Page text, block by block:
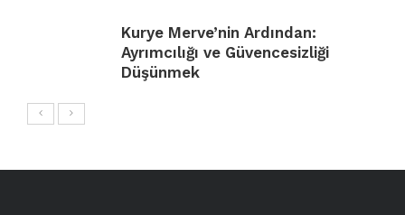
Kurye Merve’nin Ardından:
Ayrımcılığı ve Güvencesizliği
Düşünmek